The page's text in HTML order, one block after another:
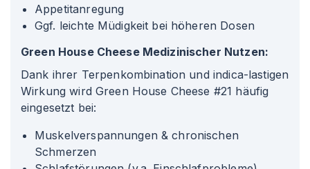
Appetitanregung
Ggf. leichte Müdigkeit bei höheren Dosen
Green House Cheese Medizinischer Nutzen:
Dank ihrer Terpenkombination und indica-lastigen
Wirkung wird Green House Cheese #21 häufig
eingesetzt bei:
Muskelverspannungen & chronischen
Schmerzen